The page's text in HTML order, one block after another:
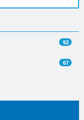
92
67